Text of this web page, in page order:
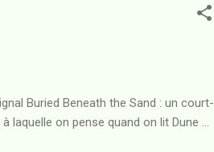
Buried Beneath the Sand : un court-
on pense quand on lit Dune ...